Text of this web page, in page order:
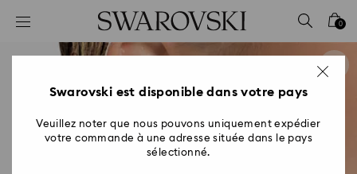
Accesskeys list
0 - Header
2 - Footer
0
Swarovski est disponible dans votre pays
Veuillez noter que nous pouvons uniquement expédier
votre commande à une adresse située dans le pays
sélectionné.